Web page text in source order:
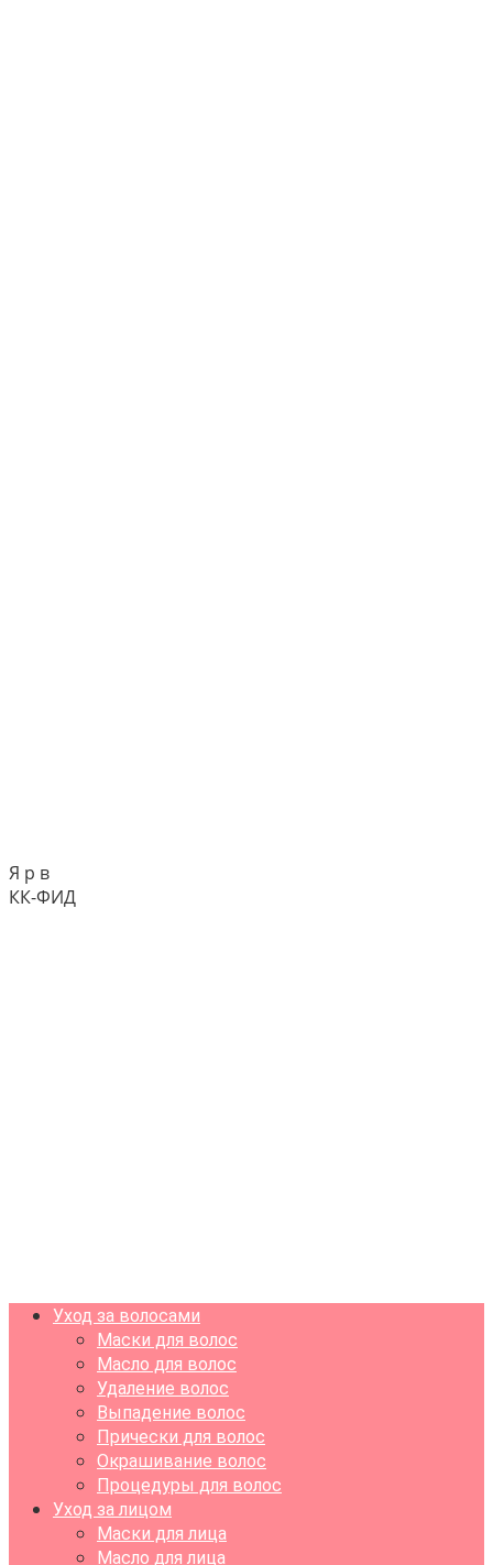
Я р в
КК-ФИД
Уход за волосами
Маски для волос
Масло для волос
Удаление волос
Выпадение волос
Прически для волос
Окрашивание волос
Процедуры для волос
Уход за лицом
Маски для лица
Масло для лица